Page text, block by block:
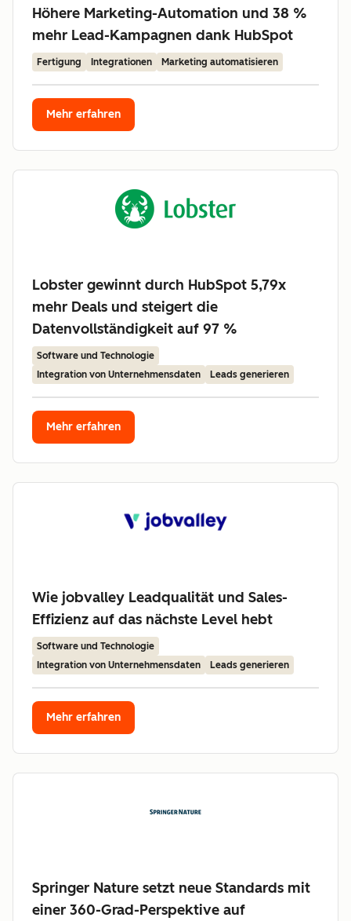
Höhere Marketing-Automation und 38 %
mehr Lead-Kampagnen dank HubSpot
Fertigung Integrationen Marketing automatisieren
Mehr erfahren
Lobster gewinnt durch HubSpot 5,79x
mehr Deals und steigert die
Datenvollständigkeit auf 97 %
Software und Technologie
Integration von Unternehmensdaten
Leads generieren
Mehr erfahren
Wie jobvalley Leadqualität und Sales-
Effizienz auf das nächste Level hebt
Software und Technologie
Integration von Unternehmensdaten
Leads generieren
Mehr erfahren
Springer Nature setzt neue Standards mit
einer 360-Grad-Perspektive auf